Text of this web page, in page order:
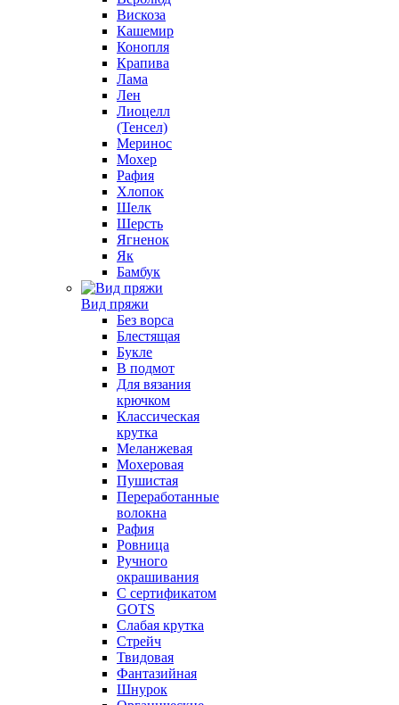
Вискоза
Кашемир
Конопля
Крапива
Лама
Лен
Лиоцелл
(Тенсел)
Меринос
Мохер
Рафия
Хлопок
Шелк
Шерсть
Ягненок
Як
Бамбук
Вид пряжи
Без ворса
Блестящая
Букле
В подмот
Для вязания
крючком
Классическая
крутка
Меланжевая
Мохеровая
Пушистая
Переработанные
волокна
Рафия
Ровница
Ручного
окрашивания
С сертификатом
GOTS
Слабая крутка
Стрейч
Твидовая
Фантазийная
Шнурок